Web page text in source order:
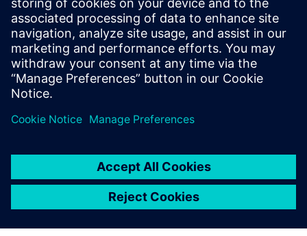
Kontaktirajte nas